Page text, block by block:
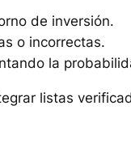
de inversión.
o incorrectas.
la
listas